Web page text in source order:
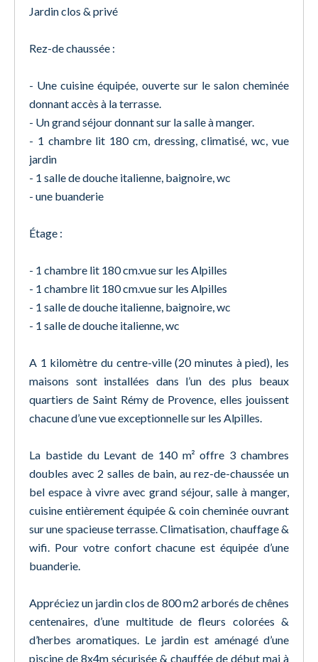
Jardin clos & privé
Rez-de chaussée :
- Une cuisine équipée, ouverte sur le salon cheminée
donnant accès à la terrasse.
- Un grand séjour donnant sur la salle à manger.
- 1 chambre lit 180 cm, dressing, climatisé, wc, vue
jardin
- 1 salle de douche italienne, baignoire, wc
- une buanderie
Étage :
- 1 chambre lit 180 cm.vue sur les Alpilles
- 1 chambre lit 180 cm.vue sur les Alpilles
- 1 salle de douche italienne, baignoire, wc
- 1 salle de douche italienne, wc
A 1 kilomètre du centre-ville (20 minutes à pied), les
maisons sont installées dans l’un des plus beaux
quartiers de Saint Rémy de Provence, elles jouissent
chacune d’une vue exceptionnelle sur les Alpilles.
La bastide du Levant de 140 m² offre 3 chambres
doubles avec 2 salles de bain, au rez-de-chaussée un
bel espace à vivre avec grand séjour, salle à manger,
cuisine entièrement équipée & coin cheminée ouvrant
sur une spacieuse terrasse. Climatisation, chauffage &
wifi. Pour votre confort chacune est équipée d’une
buanderie.
Appréciez un jardin clos de 800 m2 arborés de chênes
centenaires, d’une multitude de fleurs colorées &
d’herbes aromatiques. Le jardin est aménagé d’une
piscine de 8x4m sécurisée & chauffée de début mai à